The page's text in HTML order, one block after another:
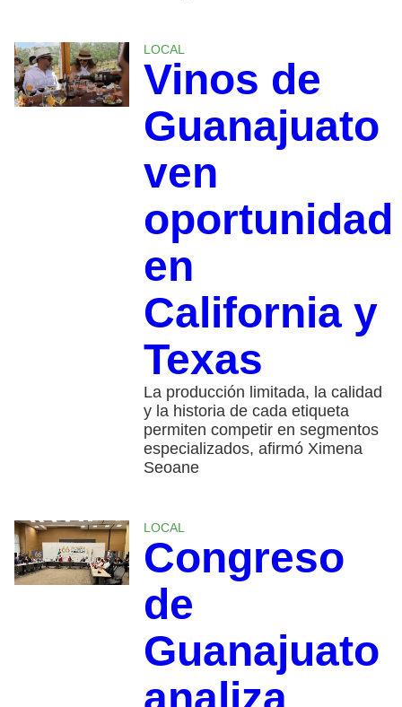
LOCAL
Vinos de
Guanajuato
ven
oportunidad
en
California y
Texas
La producción limitada, la calidad
y la historia de cada etiqueta
permiten competir en segmentos
especializados, afirmó Ximena
Seoane
LOCAL
Congreso
de
Guanajuato